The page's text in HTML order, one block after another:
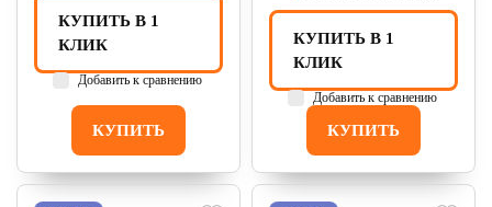
КУПИТЬ
КУПИТЬ В 1
КЛИК
Добавить к сравнению
КУПИТЬ
КУПИТЬ В 1
КЛИК
Добавить к сравнению